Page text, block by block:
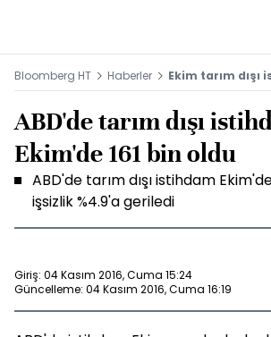
Bloomberg HT Haberler Ekim tarım dışı
ABD'de tarım dışı
Ekim'de 161 bin oldu
ABD'de tarım dışı istihdam
işsizlik %4.9'a geriledi
Giriş: 04 Kasım 2016, Cuma 15:24
Güncelleme: 04 Kasım 2016, Cuma 16:19